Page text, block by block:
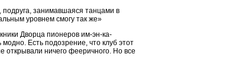
занимавшаяся танцами в
уровнем смогу так же»
Дворца пионеров им-эн-ка-
Есть подозрение, что клуб этот
открывали ничего фееричного. Но все